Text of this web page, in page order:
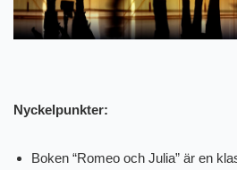
Nyckelpunkter:
Boken “Romeo och Julia” är en